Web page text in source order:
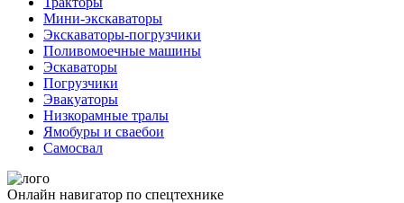
Мини-экскаваторы
Экскаваторы-погрузчики
Поливомоечные машины
Эскаваторы
Погрузчики
Эвакуаторы
Низкорамные тралы
Ямобуры и сваебои
Самосвал
Онлайн навигатор по спецтехнике